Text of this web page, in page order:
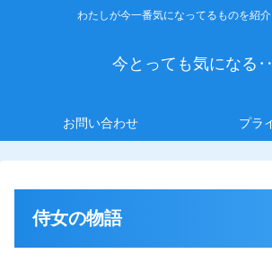
わたしが今一番気になってるものを紹介
今とっても気になる
お問い合わせ プラ
侍女の物語